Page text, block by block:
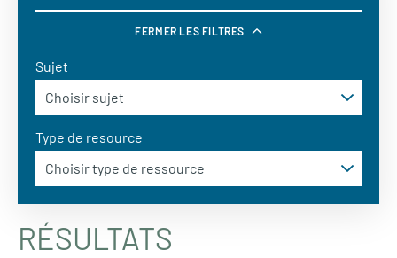
FERMER LES FILTRES
Sujet
Type de resource
RÉSULTATS